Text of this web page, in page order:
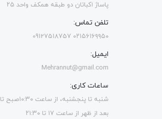
پاساژ اکباتان دو طبقه همکف واحد ۲۵
تلفن تماس:
۰۲۱۵۶۱۶۹۹۵۰ 09127518757
ایمیل:
Mehrannut@gmail.com
ساعات کاری:
بعد از ظهر از ساعت ۱۷ تا ۲۱:۳۰